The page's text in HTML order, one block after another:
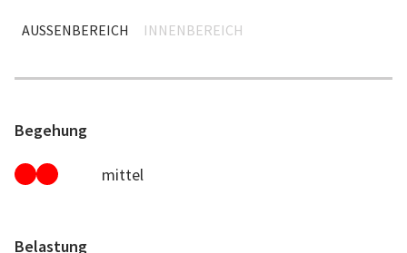
AUSSENBEREICH INNENBEREICH
Begehung
mittel
Belastung